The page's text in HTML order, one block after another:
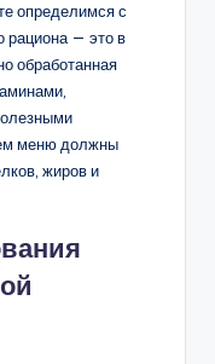
определимся с
рациона — это в
обработанная
меню должны
жиров и